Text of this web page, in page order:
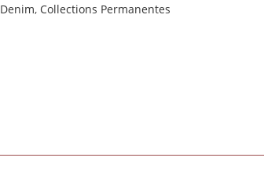
, Collections Permanentes